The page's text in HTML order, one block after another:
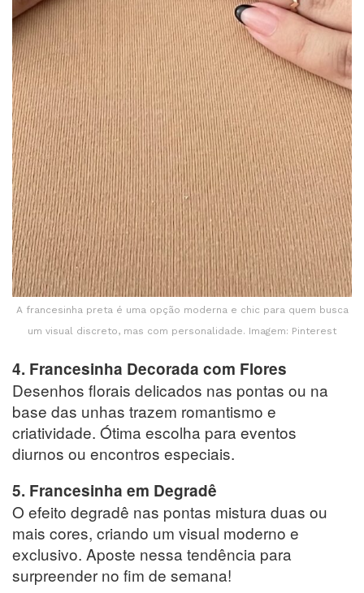
A francesinha preta é uma opção moderna e chic para quem busca
um visual discreto, mas com personalidade. Imagem: Pinterest
4. Francesinha Decorada com Flores
Desenhos florais delicados nas pontas ou na
base das unhas trazem romantismo e
criatividade. Ótima escolha para eventos
diurnos ou encontros especiais.
5. Francesinha em Degradê
O efeito degradê nas pontas mistura duas ou
mais cores, criando um visual moderno e
exclusivo. Aposte nessa tendência para
surpreender no fim de semana!